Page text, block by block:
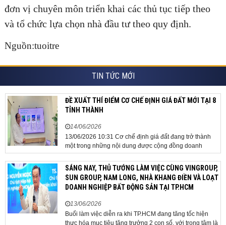
đơn vị chuyên môn triển khai các thủ tục tiếp theo
và tổ chức lựa chọn nhà đầu tư theo quy định.
Nguồn:tuoitre
TIN TỨC MỚI
ĐỀ XUẤT THÍ ĐIỂM CƠ CHẾ ĐỊNH GIÁ ĐẤT MỚI TẠI 8
TỈNH THÀNH
14/06/2026
13/06/2026 10:31 Cơ chế định giá đất đang trở thành
một trong những nội dung được cộng đồng doanh
nghiệp, các chuyên gia và cơ quan quản lý đặc biệt
quan tâm khi tác động trực tiếp đến quá trình triển khai
dự án, thu hút đầu tư và sự phát triển ổn định của...
SÁNG NAY, THỦ TƯỚNG LÀM VIỆC CÙNG VINGROUP,
SUN GROUP, NAM LONG, NHÀ KHANG ĐIỀN VÀ LOẠT
DOANH NGHIỆP BẤT ĐỘNG SẢN TẠI TP.HCM
13/06/2026
Buổi làm việc diễn ra khi TP.HCM đang tăng tốc hiện
thực hóa mục tiêu tăng trưởng 2 con số, với trọng tâm là